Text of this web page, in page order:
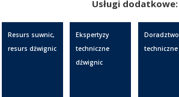
Usługi dodatkowe:
Resurs suwnic,
resurs dźwignic
Ekspertyzy
techniczne
dźwignic
Doradztwo
techniczne